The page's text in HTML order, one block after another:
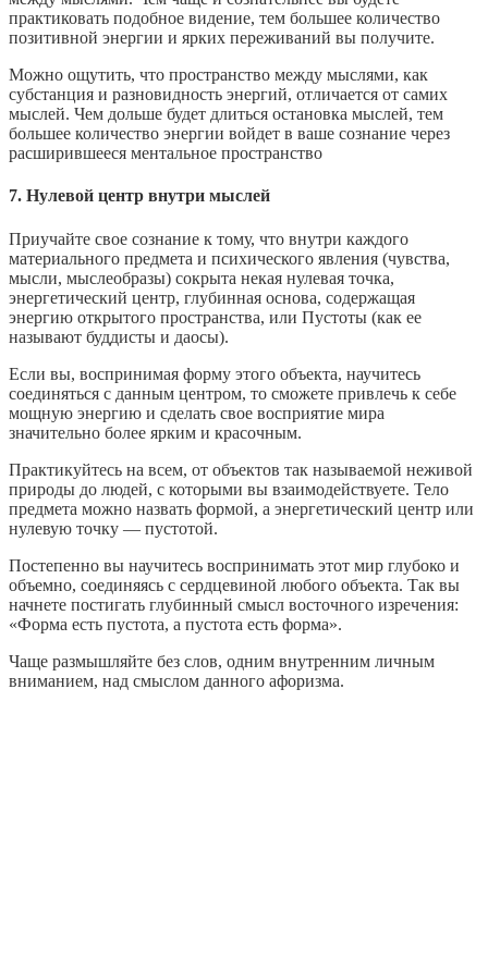
практиковать подобное видение, тем большее количество
позитивной энергии и ярких переживаний вы получите.
Можно ощутить, что пространство между мыслями, как
субстанция и разновидность энергий, отличается от самих
мыслей. Чем дольше будет длиться остановка мыслей, тем
большее количество энергии войдет в ваше сознание через
расширившееся ментальное пространство
7. Нулевой центр внутри мыслей
Приучайте свое сознание к тому, что внутри каждого
материального предмета и психического явления (чувства,
мысли, мыслеобразы) сокрыта некая нулевая точка,
энергетический центр, глубинная основа, содержащая
энергию открытого пространства, или Пустоты (как ее
называют буддисты и даосы).
Если вы, воспринимая форму этого объекта, научитесь
соединяться с данным центром, то сможете привлечь к себе
мощную энергию и сделать свое восприятие мира
значительно более ярким и красочным.
Практикуйтесь на всем, от объектов так называемой неживой
природы до людей, с которыми вы взаимодействуете. Тело
предмета можно назвать формой, а энергетический центр или
нулевую точку — пустотой.
Постепенно вы научитесь воспринимать этот мир глубоко и
объемно, соединяясь с сердцевиной любого объекта. Так вы
начнете постигать глубинный смысл восточного изречения:
«Форма есть пустота, а пустота есть форма».
Чаще размышляйте без слов, одним внутренним личным
вниманием, над смыслом данного афоризма.